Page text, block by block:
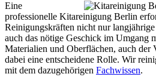
Eine
professionelle Kitareinigung Berlin
Reinigungskräften nicht nur
auch das nötige Geschick im Umgang
Materialien und Oberflächen, auch der
dabei eine entscheidene Rolle. Wir
mit dem dazugehörigen Fachwissen.